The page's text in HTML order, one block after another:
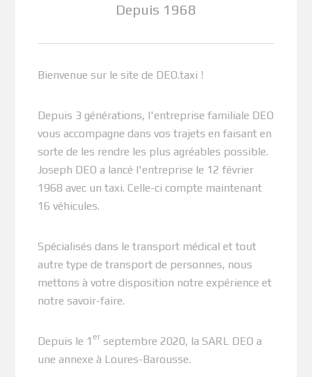
Depuis 1968
Bienvenue sur le site de DEO.taxi !
Depuis 3 générations, l'entreprise familiale DEO
vous accompagne dans vos trajets en faisant en
sorte de les rendre les plus agréables possible.
Joseph DEO a lancé l'entreprise le 12 février
1968 avec un taxi. Celle-ci compte maintenant
16 véhicules.
Spécialisés dans le transport médical et tout
autre type de transport de personnes, nous
mettons à votre disposition notre expérience et
notre savoir-faire.
Depuis le 1 er septembre 2020, la SARL DEO a
une annexe à Loures-Barousse.